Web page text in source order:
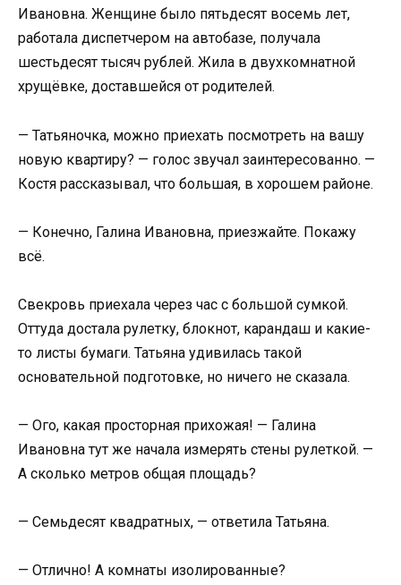
Ивановна. Женщине было пятьдесят восемь лет,
работала диспетчером на автобазе, получала
шестьдесят тысяч рублей. Жила в двухкомнатной
хрущёвке, доставшейся от родителей.
— Татьяночка, можно приехать посмотреть на вашу
новую квартиру? — голос звучал заинтересованно. —
Костя рассказывал, что большая, в хорошем районе.
— Конечно, Галина Ивановна, приезжайте. Покажу
всё.
Свекровь приехала через час с большой сумкой.
Оттуда достала рулетку, блокнот, карандаш и какие-
то листы бумаги. Татьяна удивилась такой
основательной подготовке, но ничего не сказала.
— Ого, какая просторная прихожая! — Галина
Ивановна тут же начала измерять стены рулеткой. —
А сколько метров общая площадь?
— Семьдесят квадратных, — ответила Татьяна.
— Отлично! А комнаты изолированные?